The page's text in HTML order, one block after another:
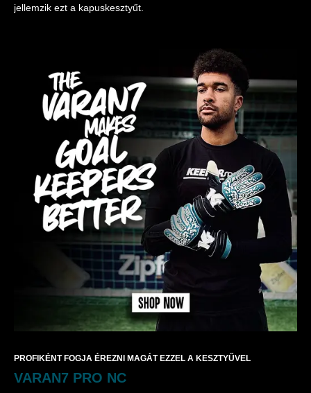
jellemzik ezt a kapuskesztyűt.
PROFIKÉNT FOGJA ÉREZNI MAGÁT EZZEL A KESZTYŰVEL
VARAN7 PRO NC